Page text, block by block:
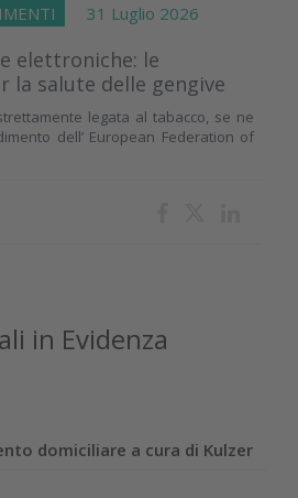
31 Luglio 2026
elettroniche: le
la salute delle gengive
legata al tabacco, se ne
dell’ European Federation of
in Evidenza
domiciliare a cura di Kulzer